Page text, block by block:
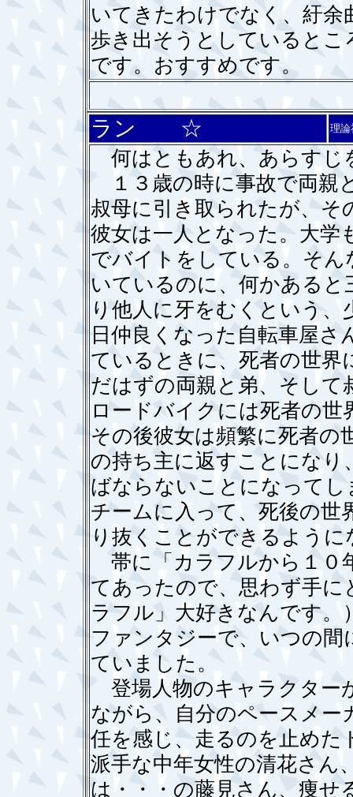
いてきたわけでなく、紆
歩き出そうとしていると
です。おすすめです。
ラン ☆ 理論
何はともあれ、あらすじ
１３歳の時に事故で両親
叔母に引き取られたが、そ
彼女は一人となった。大学
でバイトをしている。そん
いているのに、何かある
り他人に牙をむくという
日仲良くなった自転車屋
ているときに、死者の世
だはずの両親と弟、そして
ロードバイクには死者の
その後彼女は頻繁に死者の
の持ち主に返すことになり
ばならないことになって
チームに入って、死後の世
り抜くことができるよう
帯に「カラフルから１０
てあったので、思わず手
ラフル」大好きなんです
ファンタジーで、いつの
ていました。
登場人物のキャラクター
ながら、自分のペースメー
任を感じ、走るのを止めた
派手な中年女性の清花さん
は・・・の藤見さん、痩せ